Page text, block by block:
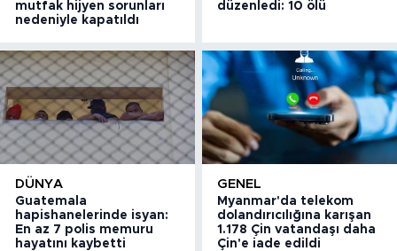
mutfak hijyen sorunları
nedeniyle kapatıldı
düzenledi: 10 ölü
DÜNYA
Guatemala
hapishanelerinde isyan:
En az 7 polis memuru
hayatını kaybetti
GENEL
Myanmar'da telekom
dolandırıcılığına karışan
1.178 Çin vatandaşı daha
Çin'e iade edildi